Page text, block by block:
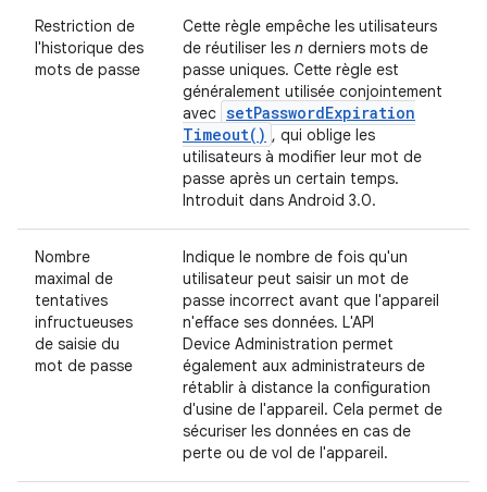
Restriction de
l'historique des
mots de passe
Cette règle empêche les utilisateurs
de réutiliser les n derniers mots de
passe uniques. Cette règle est
généralement utilisée conjointement
avec setPasswordExpiration
Timeout( ) , qui oblige les
utilisateurs à modifier leur mot de
passe après un certain temps.
Introduit dans Android 3.0.
Nombre
maximal de
tentatives
infructueuses
de saisie du
mot de passe
Indique le nombre de fois qu'un
utilisateur peut saisir un mot de
passe incorrect avant que l'appareil
n'efface ses données. L'API
Device Administration permet
également aux administrateurs de
rétablir à distance la configuration
d'usine de l'appareil. Cela permet de
sécuriser les données en cas de
perte ou de vol de l'appareil.